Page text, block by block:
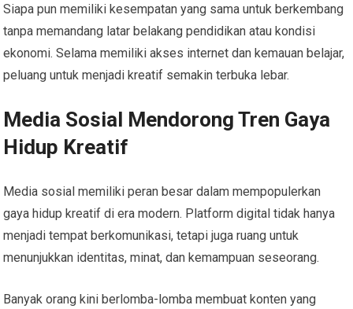
Siapa pun memiliki kesempatan yang sama untuk berkembang
tanpa memandang latar belakang pendidikan atau kondisi
ekonomi. Selama memiliki akses internet dan kemauan belajar,
peluang untuk menjadi kreatif semakin terbuka lebar.
Media Sosial Mendorong Tren Gaya
Hidup Kreatif
Media sosial memiliki peran besar dalam mempopulerkan
gaya hidup kreatif di era modern. Platform digital tidak hanya
menjadi tempat berkomunikasi, tetapi juga ruang untuk
menunjukkan identitas, minat, dan kemampuan seseorang.
Banyak orang kini berlomba-lomba membuat konten yang